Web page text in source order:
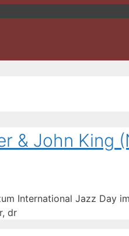
& John King
International Jazz Day
dr